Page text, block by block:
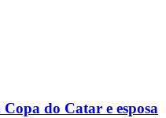
do Catar e esposa